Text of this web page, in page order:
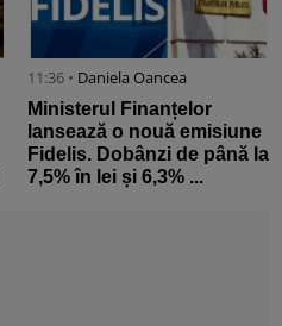
11:36 • Daniela Oancea
Ministerul Finanțelor
lansează o nouă emisiune
Fidelis. Dobânzi de până la
7,5% în lei și 6,3% ...